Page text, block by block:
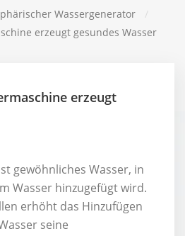
Wassergenerator
/
erzeugt gesundes Wasser
erzeugt
gewöhnliches Wasser, in
Wasser hinzugefügt wird.
erhöht das Hinzufügen
seine